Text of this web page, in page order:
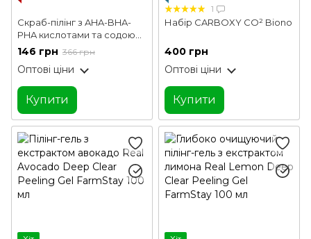
Скраб-пілінг з AHA-BHA-
PHA кислотами та содою
Baking Soda Gentle Pore
Scrub J:ON 50 г
146 грн 366 грн
Оптові ціни
Купити
1
Набір CARBOXY CO² Biono
400 грн
Оптові ціни
Купити